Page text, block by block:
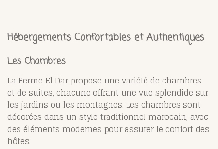
Hébergements Confortables et Authentiques
Les Chambres
La Ferme El Dar propose une variété de chambres
et de suites, chacune offrant une vue splendide sur
les jardins ou les montagnes. Les chambres sont
décorées dans un style traditionnel marocain, avec
des éléments modernes pour assurer le confort des
hôtes.